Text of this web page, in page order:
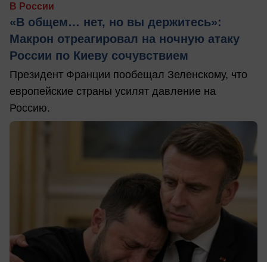
В России
«В общем… нет, но вы держитесь»:
Макрон отреагировал на ночную атаку
России по Киеву сочувствием
Президент Франции пообещал Зеленскому, что
европейские страны усилят давление на
Россию.